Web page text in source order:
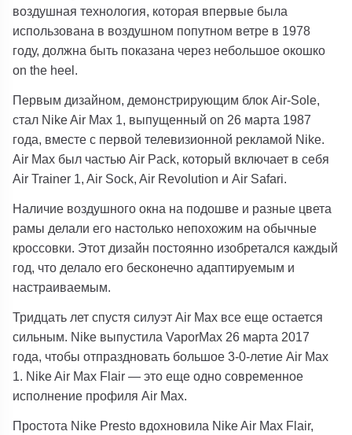
воздушная технология, которая впервые была
использована в воздушном попутном ветре в 1978
году, должна быть показана через небольшое окошко
on the heel.
Первым дизайном, демонстрирующим блок Air-Sole,
стал Nike Air Max 1, выпущенный on 26 марта 1987
года, вместе с первой телевизионной рекламой Nike.
Air Max был частью Air Pack, который включает в себя
Air Trainer 1, Air Sock, Air Revolution и Air Safari.
Наличие воздушного окна на подошве и разные цвета
рамы делали его настолько непохожим на обычные
кроссовки. Этот дизайн постоянно изобретался каждый
год, что делало его бесконечно адаптируемым и
настраиваемым.
Тридцать лет спустя силуэт Air Max все еще остается
сильным. Nike выпустила VaporMax 26 марта 2017
года, чтобы отпраздновать большое 3-0-летие Air Max
1. Nike Air Max Flair — это еще одно современное
исполнение профиля Air Max.
Простота Nike Presto вдохновила Nike Air Max Flair,